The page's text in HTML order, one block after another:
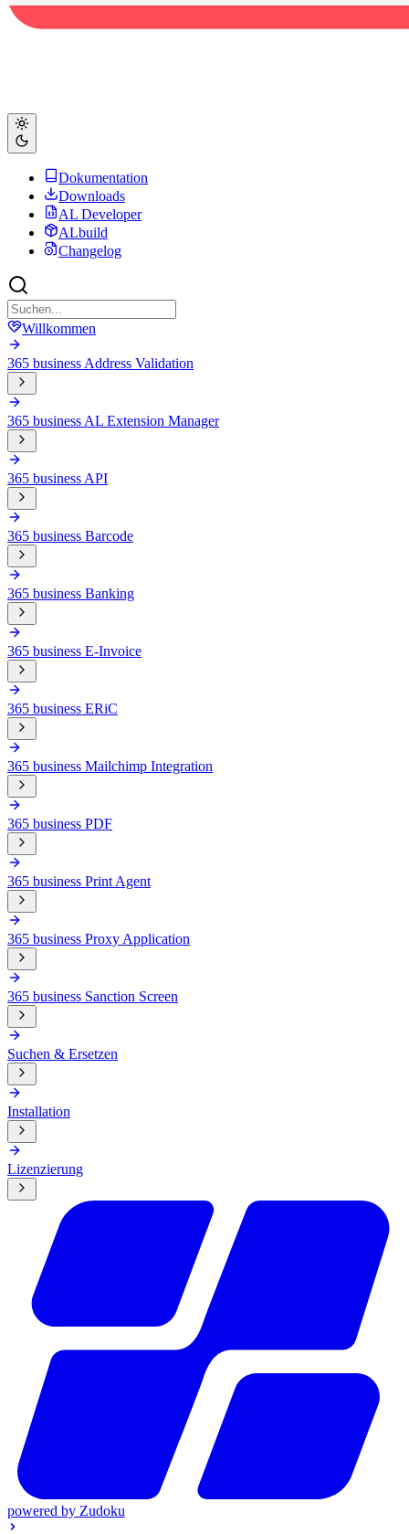
Dokumentation
Downloads
AL Developer
ALbuild
Changelog
Willkommen
365 business Address Validation
365 business AL Extension Manager
365 business API
365 business Barcode
365 business Banking
365 business E-Invoice
365 business ERiC
365 business Mailchimp Integration
365 business PDF
365 business Print Agent
365 business Proxy Application
365 business Sanction Screen
Suchen & Ersetzen
Installation
Lizenzierung
powered by Zudoku